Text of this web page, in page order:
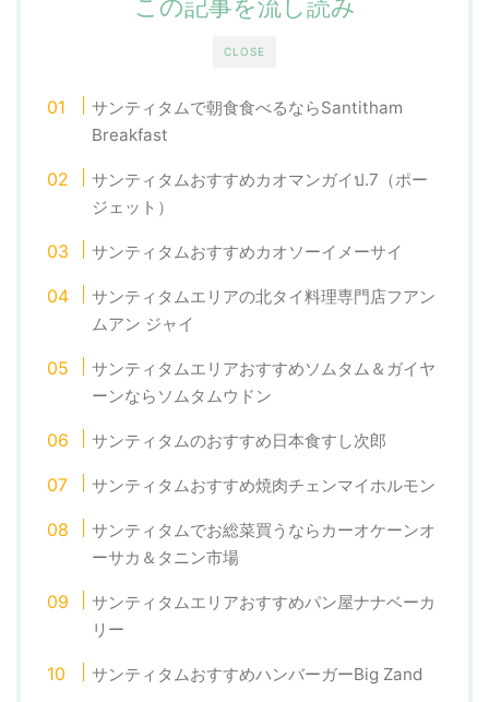
CLOSE
この記事を流し読み
サンティタムで朝食食べるならSantitham
Breakfast
サンティタムおすすめカオマンガイป.7（ポー
ジェット）
サンティタムおすすめカオソーイメーサイ
サンティタムエリアの北タイ料理専門店フアン
ムアン ジャイ
サンティタムエリアおすすめソムタム＆ガイヤ
ーンならソムタムウドン
サンティタムのおすすめ日本食すし次郎
サンティタムおすすめ焼肉チェンマイホルモン
サンティタムでお総菜買うならカーオケーンオ
ーサカ＆タニン市場
サンティタムエリアおすすめパン屋ナナベーカ
リー
サンティタムおすすめハンバーガーBig Zand